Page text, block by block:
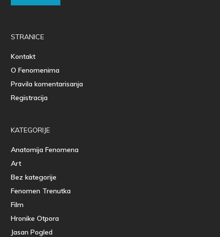
STRANICE
Kontakt
O Fenomenima
Pravila komentarisanja
Registracija
KATEGORIJE
Anatomija Fenomena
Art
Bez kategorije
Fenomen Trenutka
Film
Hronike Otpora
Jasan Pogled